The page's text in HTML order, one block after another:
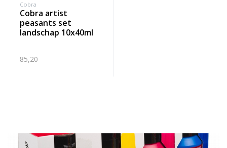
Cobra
cobra artist
peasants set
landschap 10x40ml
85,20
Banner row 2